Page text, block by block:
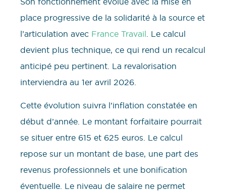
place progressive de la solidarité à la source et
l’articulation avec France Travail . Le calcul
devient plus technique, ce qui rend un recalcul
anticipé peu pertinent. La revalorisation
interviendra au 1er avril 2026.
Cette évolution suivra l’inflation constatée en
début d’année. Le montant forfaitaire pourrait
se situer entre 615 et 625 euros. Le calcul
repose sur un montant de base, une part des
revenus professionnels et une bonification
éventuelle. Le niveau de salaire ne permet